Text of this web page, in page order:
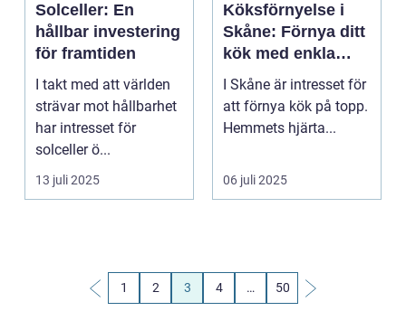
Solceller: En
hållbar investering
för framtiden
I takt med att världen
strävar mot hållbarhet
har intresset för
solceller ö...
13 juli 2025
Köksförnyelse i
Skåne: Förnya ditt
kök med enkla
medel
I Skåne är intresset för
att förnya kök på topp.
Hemmets hjärta...
06 juli 2025
1 2 3 4 … 50